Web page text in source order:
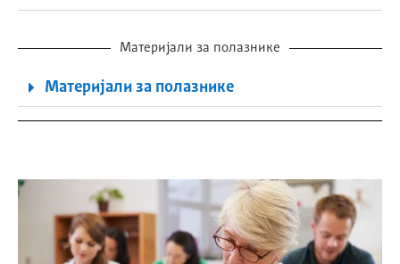
Материјали за полазнике
Материјали за полазнике